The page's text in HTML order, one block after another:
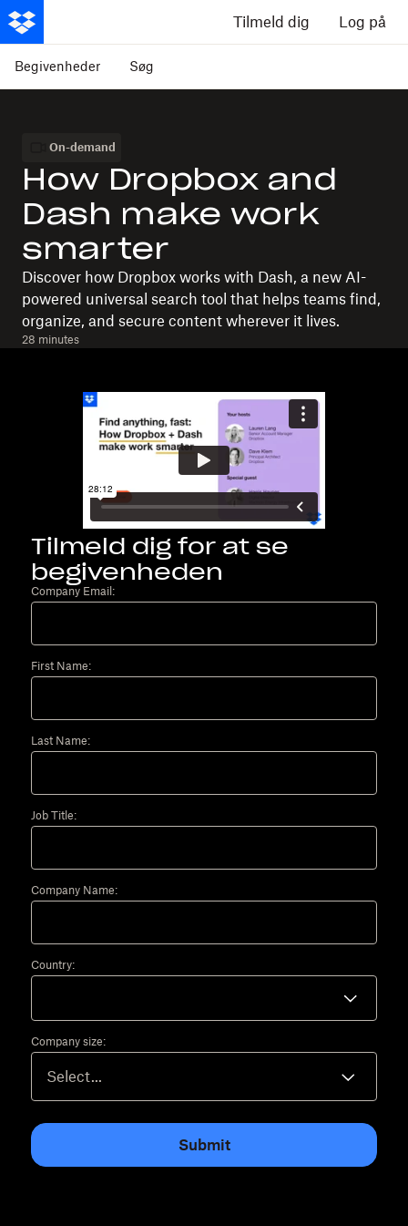
Tilmeld dig Log på
Begivenheder Søg
On-demand
How Dropbox and
Dash make work
smarter
Discover how Dropbox works with Dash, a new AI-
powered universal search tool that helps teams find,
organize, and secure content wherever it lives.
28 minutes
Tilmeld dig for at se
begivenheden
Company Email:
First Name:
Last Name:
Job Title:
Company Name:
Country:
Company size:
Submit